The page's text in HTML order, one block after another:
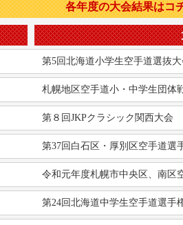
各年度の大会結果はコ
第5回北海道小学生空手道選抜大
札幌地区空手道小・中学生団体
第８回JKPクラシック関西大会
第37回白石区・厚別区空手道選
令和元年度札幌市中央区、南区
第24回北海道中学生空手道選手